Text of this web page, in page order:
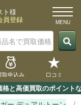
と高価買取のポイン
ト様
員登録
取申込み 口コミ